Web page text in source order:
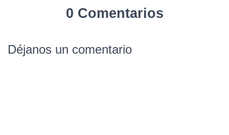
0 Comentarios
Déjanos un comentario